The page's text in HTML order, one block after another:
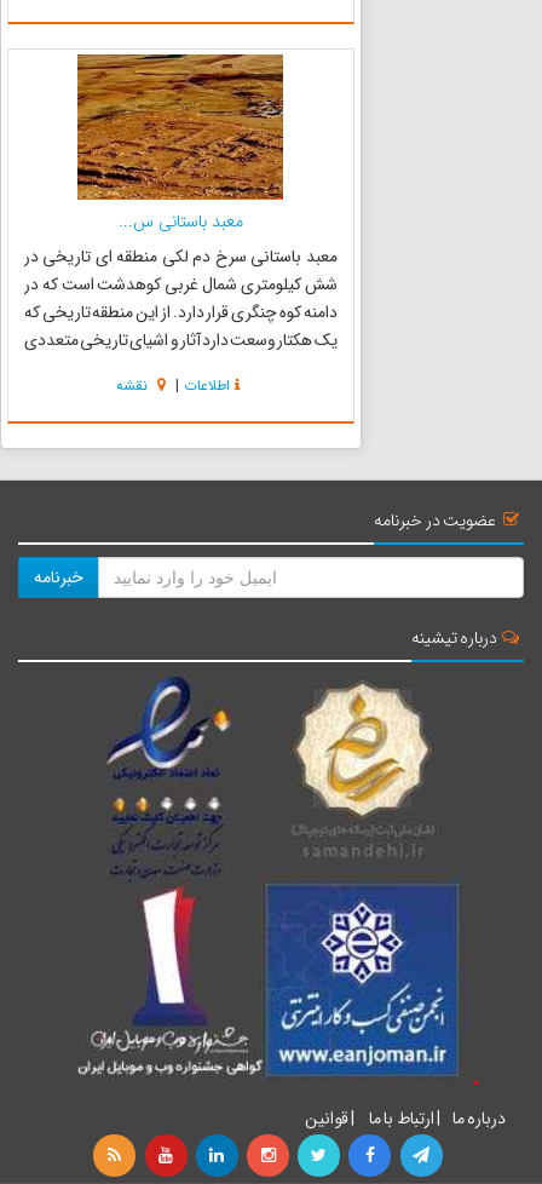
هزار سال قبل از میلاد برمیگردد. هم...
معبد باستانی س...
معبد باستانی سرخ دم لکی منطقه ای تاریخی در
شش کیلومتری شمال غربی کوهدشت است که در
دامنه کوه چنگری قرار دارد. از این منطقه تاریخی که
یک هکتار وسعت دارد آثار و اشیای تاریخی متعددی
دست آمده است. آثار موجود در آن نشان میدهد که
وضعیت کوه در نحو...
اطلاعات | نقشه
عضویت در خبرنامه
خبرنامه
درباره تیشینه
درباره ما |ارتباط با ما |قوانین